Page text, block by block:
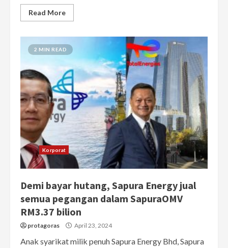
Read More
2 MIN READ
Korporat
Demi bayar hutang, Sapura Energy jual
semua pegangan dalam SapuraOMV
RM3.37 bilion
protagoras April 23, 2024
Anak syarikat milik penuh Sapura Energy Bhd, Sapura